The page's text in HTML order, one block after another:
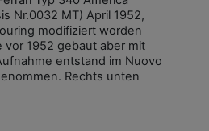
Nr.0032 MT) April 1952,
modifiziert worden
vor 1952 gebaut aber mit
entstand im Nuovo
Rechts unten